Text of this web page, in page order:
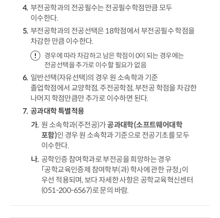
부전공학과의 전공필수는 전공필수학점만큼 모두
이수한다.
부전공학과의 전공선택은 18학점에서 부전공필수 학점을
차감한 만큼 이수한다.
경우에 따라 차감하고 남은 학점이 0이 되는 경우에는
전공선택을 추가로 이수할 필요가 없음
일반선택(자유선택)의 경우 원 소속학과 기준
졸업학점에서 교양학점, 주전공학점, 부전공 학점을 차감한
나머지 학점만큼만 추가로 이수하면 된다.
공과대학 특별적용
원 소속학과(주전공)가공과대학(소프트웨어대학
포함)인 경우 원 소속학과 기준으로 전공기초를 모두
이수한다.
공학인증 참여학과로 부전공을 희망하는 경우
「공학교육인증제 참여학부(과) 학사에 관한 규정」이
우선 적용되며, 보다 자세한 사항은 공학교육혁신센터
(051-200-6567)로 문의 바람.